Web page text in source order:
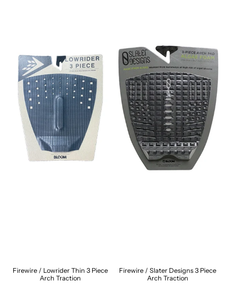
Firewire / Lowrider Thin 3 Piece
Arch Traction
Firewire / Slater Designs 3 Piece
Arch Traction